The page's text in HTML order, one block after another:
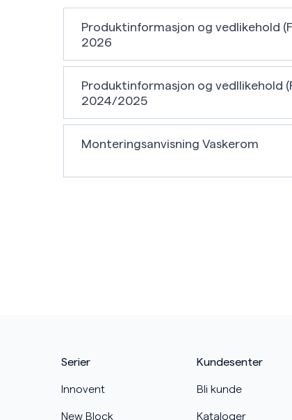
Produktinformasjon og vedlikehold
2026
Produktinformasjon og vedllikehold
2024/2025
Monteringsanvisning Vaskerom
Serier
Innovent
New Block
Kundesenter
Bli kunde
Kataloger